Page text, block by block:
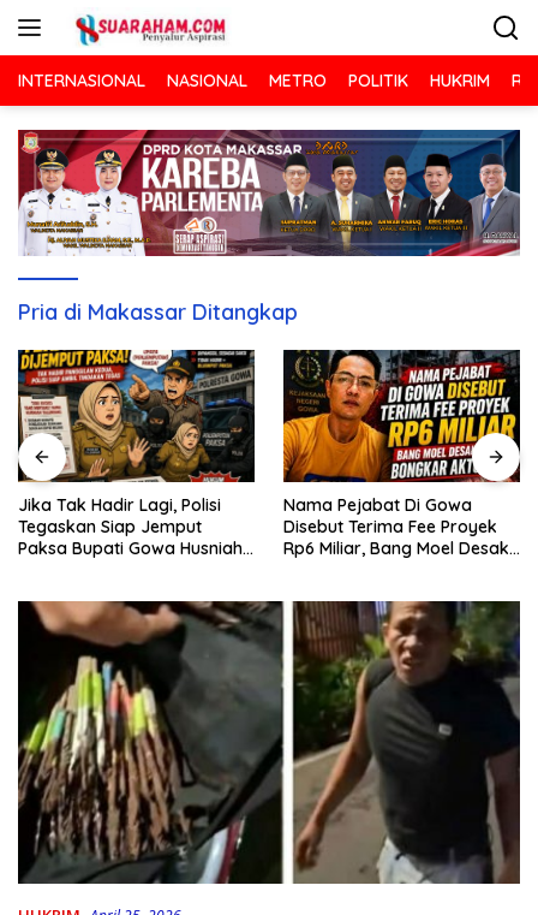
INTERNASIONAL NASIONAL METRO POLITIK HUKRIM
Pria di Makassar Ditangkap
Jika Tak Hadir Lagi, Polisi
Tegaskan Siap Jemput
Paksa Bupati Gowa Husniah
Nama Pejabat Di Gowa
Disebut Terima Fee Proyek
Rp6 Miliar, Bang Moel Desak